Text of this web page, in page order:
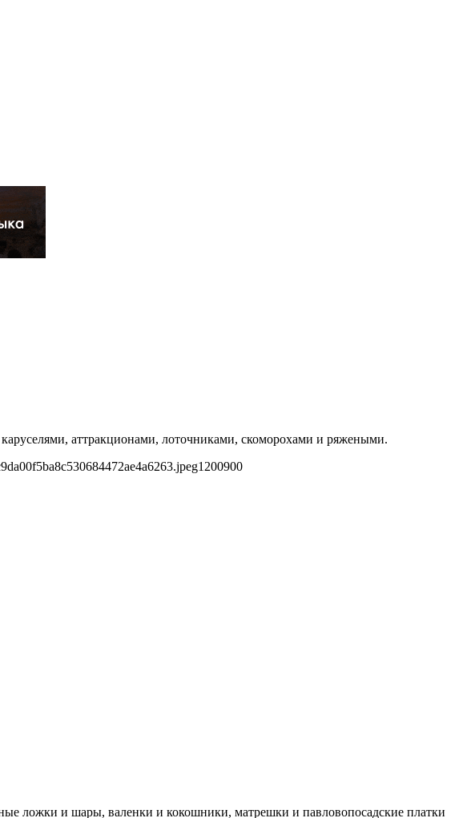
аттракционами, лоточниками, скоморохами и ряжеными.
1200900
ложки и шары, валенки и кокошники, матрешки и павловопосадские платки